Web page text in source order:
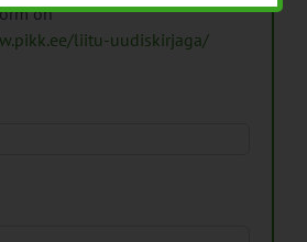
on
liitu-uudiskirjaga/